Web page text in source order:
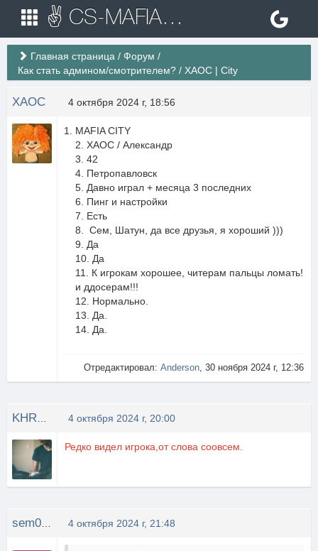
✌ CS-MAFIA.RU ✌ Игровые сервера Counter Strike 1.6
Главная страница / Форум /
Как стать админом/смотрителем? / XAOC | City
XAOC 4 октября 2024 г, 18:56
MAFIA CITY
2. XAOC / Александр
3. 42
4. Петропавловск
5. Давно играл + месяца 3 последних
6. Пинг и настройки
7. Есть
8. Сем, Шатун, да все друзья, я хороший )))
9. Да
10. Да
11. К игрокам хорошее, читерам пальцы ломать!
и ддосерам!!!
12. Нормально.
13. Да.
14. Да.
Отредактировал: Anderson, 30 ноября 2024 г, 12:36
4 октября 2024 г, 20:00
Редко видел игрока,от слова соовсем.
4 октября 2024 г, 21:48